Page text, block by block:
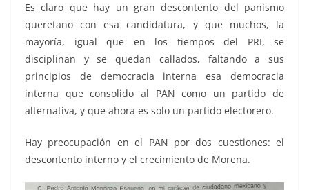
Es claro que hay un gran descontento del panismo
queretano con esa candidatura, y que muchos, la
mayoría, igual que en los tiempos del PRI, se
disciplinan y se quedan callados, faltando a sus
principios de democracia interna esa democracia
interna que consolido al PAN como un partido de
alternativa, y que ahora es solo un partido electorero.
Hay preocupación en el PAN por dos cuestiones: el
descontento interno y el crecimiento de Morena.